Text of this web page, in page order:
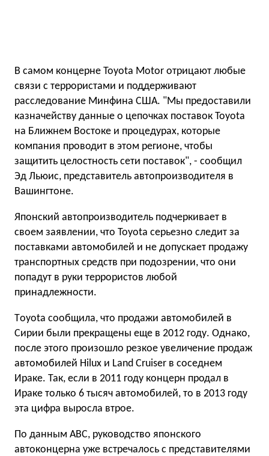
В самом концерне Toyota Motor отрицают любые
связи с террористами и поддерживают
расследование Минфина США. "Мы предоставили
казначейству данные о цепочках поставок Toyota
на Ближнем Востоке и процедурах, которые
компания проводит в этом регионе, чтобы
защитить целостность сети поставок", - сообщил
Эд Льюис, представитель автопроизводителя в
Вашингтоне.
Японский автопроизводитель подчеркивает в
своем заявлении, что Toyota серьезно следит за
поставками автомобилей и не допускает продажу
транспортных средств при подозрении, что они
попадут в руки террористов любой
принадлежности.
Тoyota сообщила, что продажи автомобилей в
Сирии были прекращены еще в 2012 году. Однако,
после этого произошло резкое увеличение продаж
автомобилей Hilux и Land Cruiser в соседнем
Ираке. Так, если в 2011 году концерн продал в
Ираке только 6 тысяч автомобилей, то в 2013 году
эта цифра выросла втрое.
По данным АВС, руководство японского
автоконцерна уже встречалось с представителями